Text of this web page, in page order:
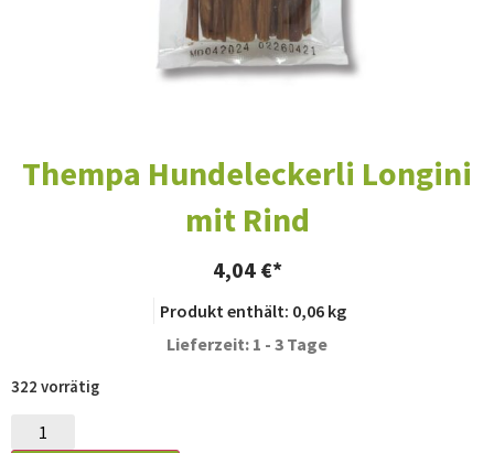
Thempa Hundeleckerli Longini
mit Rind
4,04 €
Produkt enthält: 0,06 kg
Lieferzeit: 1 - 3 Tage
322 vorrätig